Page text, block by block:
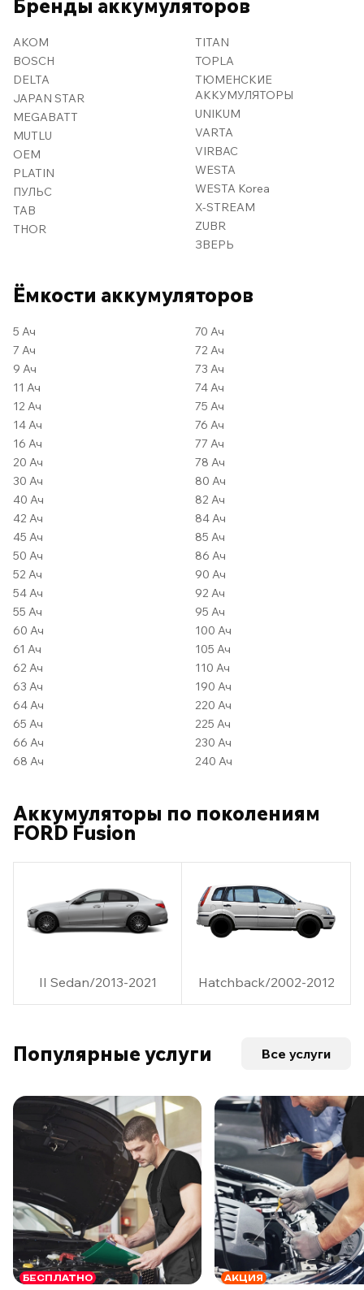
Бренды аккумуляторов
AKOM
BOSCH
DELTA
JAPAN STAR
MEGABATT
MUTLU
OEM
PLATIN
ПУЛЬС
TAB
THOR
TITAN
TOPLA
ТЮМЕНСКИЕ
АККУМУЛЯТОРЫ
UNIKUM
VARTA
VIRBAC
WESTA
WESTA Korea
X-STREAM
ZUBR
ЗВЕРЬ
Ёмкости аккумуляторов
5 Ач
7 Ач
9 Ач
11 Ач
12 Ач
14 Ач
16 Ач
20 Ач
30 Ач
40 Ач
42 Ач
45 Ач
50 Ач
52 Ач
54 Ач
55 Ач
60 Ач
61 Ач
62 Ач
63 Ач
64 Ач
65 Ач
66 Ач
68 Ач
70 Ач
72 Ач
73 Ач
74 Ач
75 Ач
76 Ач
77 Ач
78 Ач
80 Ач
82 Ач
84 Ач
85 Ач
86 Ач
90 Ач
92 Ач
95 Ач
100 Ач
105 Ач
110 Ач
190 Ач
220 Ач
225 Ач
230 Ач
240 Ач
Аккумуляторы по поколениям
FORD Fusion
II Sedan/2013-2021 Hatchback/2002-2012
Популярные услуги Все услуги
БЕСПЛАТНО АКЦИЯ